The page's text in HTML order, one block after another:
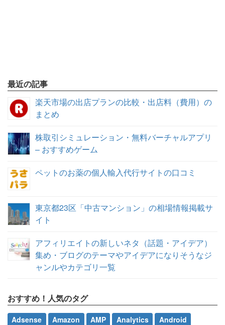
最近の記事
楽天市場の出店プランの比較・出店料（費用）の
まとめ
株取引シミュレーション・無料バーチャルアプリ
– おすすめゲーム
ペットのお薬の個人輸入代行サイトの口コミ
東京都23区「中古マンション」の相場情報掲載サ
イト
アフィリエイトの新しいネタ（話題・アイデア）
集め・ブログのテーマやアイデアになりそうなジ
ャンルやカテゴリ一覧
おすすめ！人気のタグ
Adsense Amazon AMP Analytics
Android